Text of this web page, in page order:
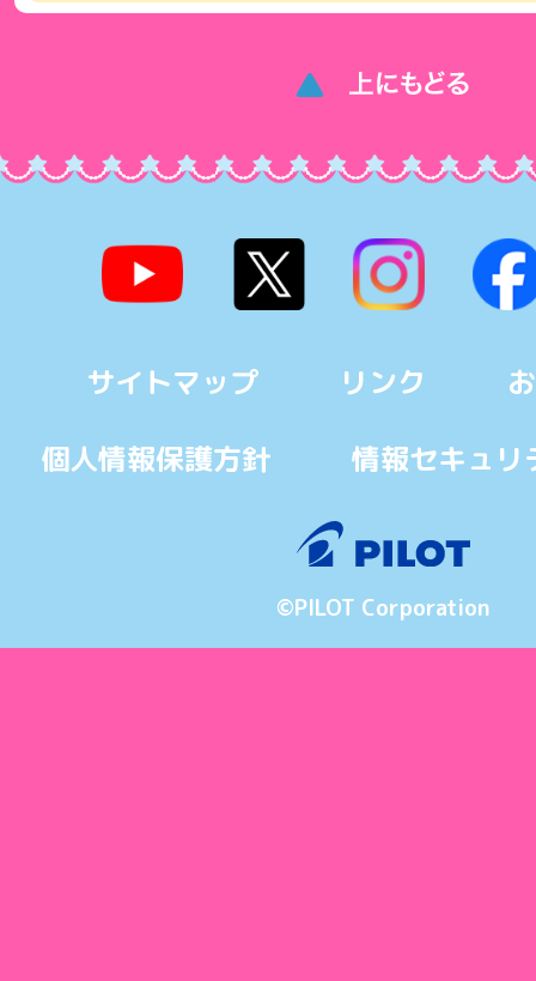
サイトマップ リンク
個人情報保護方針
情報セキュリ
©PILOT Corporation